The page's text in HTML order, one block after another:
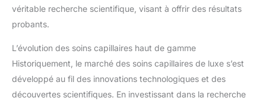
véritable recherche scientifique, visant à offrir des résultats
probants.
L’évolution des soins capillaires haut de gamme
Historiquement, le marché des soins capillaires de luxe s’est
développé au fil des innovations technologiques et des
découvertes scientifiques. En investissant dans la recherche